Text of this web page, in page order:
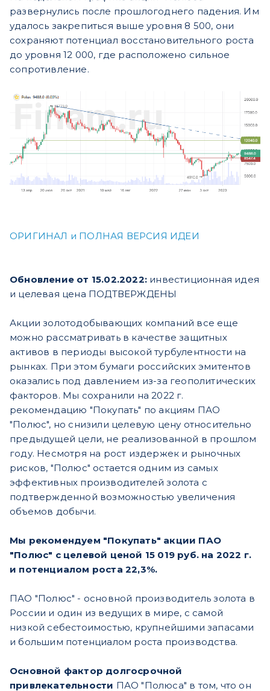
развернулись после прошлогоднего падения. Им
удалось закрепиться выше уровня 8 500, они
сохраняют потенциал восстановительного роста
до уровня 12 000, где расположено сильное
сопротивление.
ОРИГИНАЛ и ПОЛНАЯ ВЕРСИЯ ИДЕИ
Обновление от 15.02.2022: инвестиционная идея
и целевая цена ПОДТВЕРЖДЕНЫ
Акции золотодобывающих компаний все еще
можно рассматривать в качестве защитных
активов в периоды высокой турбулентности на
рынках. При этом бумаги российских эмитентов
оказались под давлением из-за геополитических
факторов. Мы сохранили на 2022 г.
рекомендацию "Покупать" по акциям ПАО
"Полюс", но снизили целевую цену относительно
предыдущей цели, не реализованной в прошлом
году. Несмотря на рост издержек и рыночных
рисков, "Полюс" остается одним из самых
эффективных производителей золота с
подтвержденной возможностью увеличения
объемов добычи.
Мы рекомендуем "Покупать" акции ПАО
"Полюс" с целевой ценой 15 019 руб. на 2022 г.
и потенциалом роста 22,3%.
ПАО "Полюс" - основной производитель золота в
России и один из ведущих в мире, с самой
низкой себестоимостью, крупнейшими запасами
и большим потенциалом роста производства.
Основной фактор долгосрочной
привлекательности ПАО "Полюса" в том, что он